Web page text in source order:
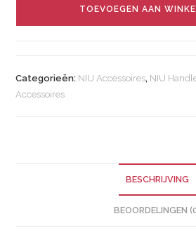
TOEVOEGEN AAN
Categorieën: NIU Accessoires, NIU
Accessoires
BESCHRIJVING
BEOORDELINGEN